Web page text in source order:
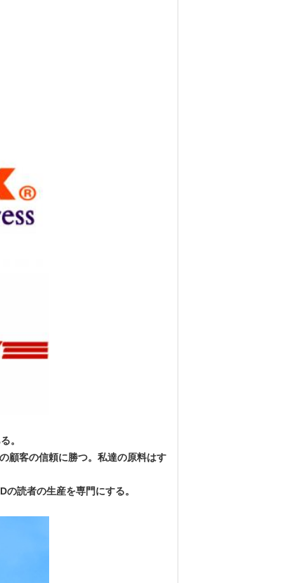
。
顧客の信頼に勝つ。私達の原料はす
読者の生産を専門にする。